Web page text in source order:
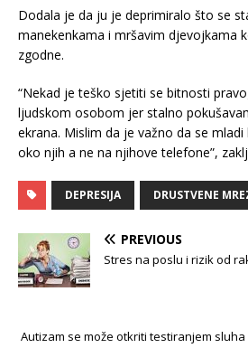
Dodala je da ju je deprimiralo što se
manekenkama i mršavim djevojkama
zgodne.
“Nekad je teško sjetiti se bitnosti
ljudskom osobom jer stalno
ekrana. Mislim da je važno da se
oko njih a ne na njihove telefone”,
DEPRESIJA DRUSTVENE
PREVIOUS
Stres na poslu i rizik od
Autizam se može otkriti testiranjem